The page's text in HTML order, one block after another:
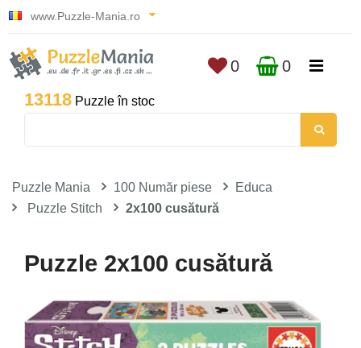
www.Puzzle-Mania.ro
13118 Puzzle în stoc
0 0
Puzzle Mania 100 Număr piese
Educa
Puzzle Stitch
2x100 cusătură
Puzzle 2x100 cusătură